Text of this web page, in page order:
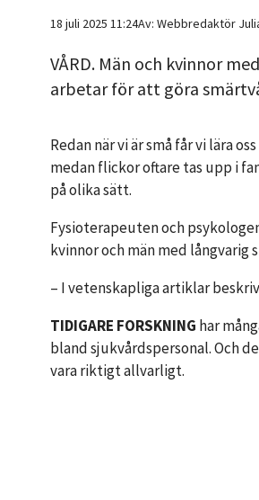
18 juli 2025 11:24Av: Webbredaktör
VÅRD. Män och kvinnor
arbetar för att göra
Redan när vi är små får vi lära
medan flickor oftare tas upp i
på olika sätt.
Fysioterapeuten och
kvinnor och män med långvarig
– I vetenskapliga artiklar
TIDIGARE FORSKNING har
bland sjukvårdspersonal. Och
vara riktigt allvarligt.